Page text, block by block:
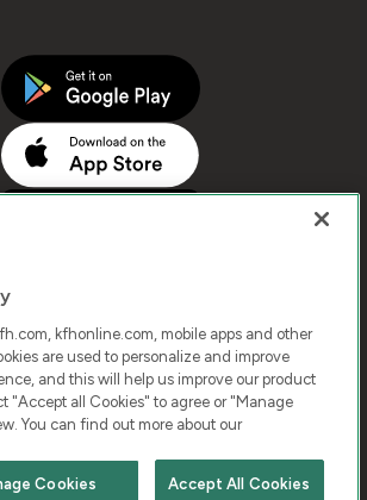
2026 KUWAIT FINANCE HOUSE. ALL
RIGHTS RESERVED
Cookies Privacy Policy
kfhonline.com, mobile apps and other
are used to personalize and improve
and this will help us improve our product
"Accept all Cookies" to agree or "Manage
You can find out more about our
Accept All Cookies
Cookies